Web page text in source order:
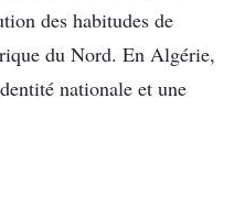
des habitudes de
du Nord. En Algérie,
nationale et une